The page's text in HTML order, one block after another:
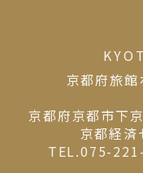
京都府旅
京都府京都市下
京都経
TEL.075-